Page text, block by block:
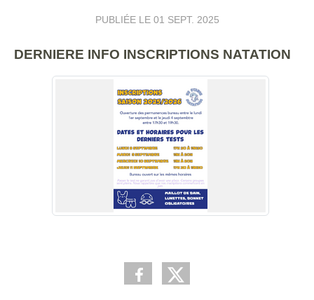
PUBLIÉE LE 01 SEPT. 2025
DERNIERE INFO INSCRIPTIONS NATATION